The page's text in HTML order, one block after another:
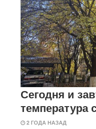
Сегодня и
температура
2 ГОДА НАЗАД